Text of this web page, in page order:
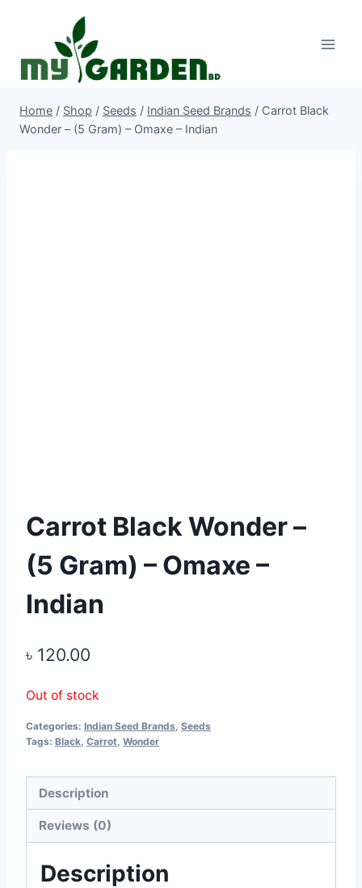
Home / Shop / Seeds / Indian Seed Brands / Carrot Black
Wonder – (5 Gram) – Omaxe – Indian
Carrot Black Wonder –
(5 Gram) – Omaxe –
Indian
৳ 120.00
Out of stock
Categories: Indian Seed Brands Seeds
Tags: Black Carrot Wonder
Description
Reviews (0)
Description